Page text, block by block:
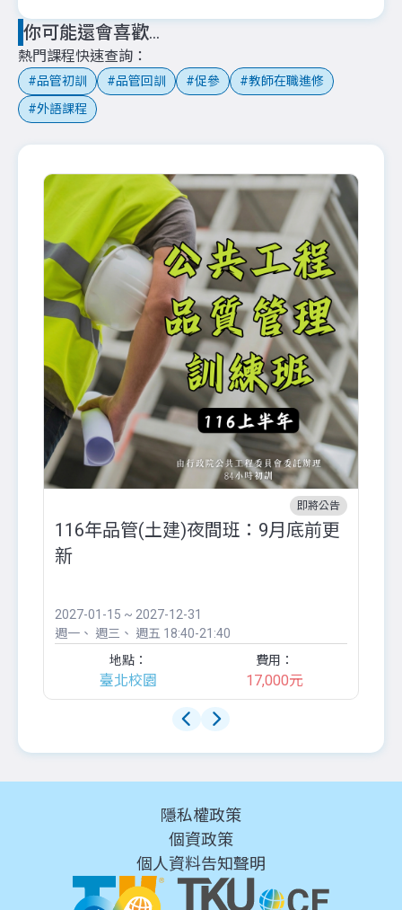
你可能還會喜歡...
熱門課程快速查詢
品管初訓 品管回訓 促參
教師在職進修
外語課程
即將公告
116年品管(土建)夜間班：9月底前更
新
2027-01-15 ~ 2027-12-31
週一
週三 週五 18:40-21:40
地點：
臺北校園
費用：
17,000元
隱私權政策
個資政策
個人資料告知聲明